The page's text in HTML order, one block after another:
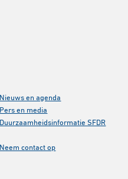
Nieuws en agenda
Pers en media
Duurzaamheidsinformatie SFDR
Neem contact op